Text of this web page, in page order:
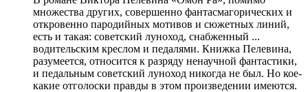
множества других, совершенно фантасмагорических и
откровенно пародийных мотивов и сюжетных линий,
есть и такая: советский луноход, снабженный ...
водительским креслом и педалями. Книжка Пелевина,
разумеется, относится к разряду ненаучной фантастики,
и педальным советский луноход никогда не был. Но кое-
какие отголоски правды в этом произведении имеются.